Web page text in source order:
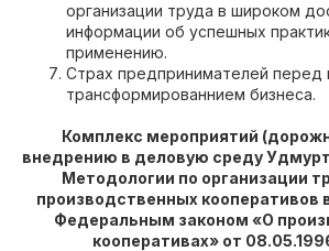
организации труда в широком
информации об успешных
применению.
Страх предпринимателей перед
трансформированнием бизнеса.
Комплекс мероприятий
внедрению в деловую среду
Методологии по организации
производственных кооперативов
Федеральным законом «О
кооперативах» от